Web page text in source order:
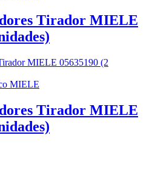
Tirador MIELE
MIELE
Tirador MIELE